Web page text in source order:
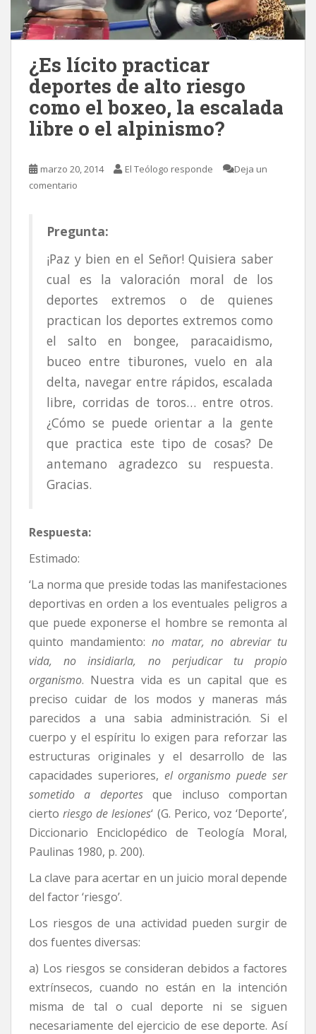
¿Es lícito practicar
deportes de alto riesgo
como el boxeo, la escalada
libre o el alpinismo?
marzo 20, 2014 El Teólogo responde
Deja un
comentario
Pregunta:
¡Paz y bien en el Señor! Quisiera saber
cual es la valoración moral de los
deportes extremos o de quienes
practican los deportes extremos como
el salto en bongee, paracaidismo,
buceo entre tiburones, vuelo en ala
delta, navegar entre rápidos, escalada
libre, corridas de toros… entre otros.
¿Cómo se puede orientar a la gente
que practica este tipo de cosas? De
antemano agradezco su respuesta.
Gracias.
Respuesta:
Estimado:
‘La norma que preside todas las manifestaciones
deportivas en orden a los eventuales peligros a
que puede exponerse el hombre se remonta al
quinto mandamiento:no matar, no abreviar tu
vida, no insidiarla, no perjudicar tu propio
organismo. Nuestra vida es un capital que es
preciso cuidar de los modos y maneras más
parecidos a una sabia administración. Si el
cuerpo y el espíritu lo exigen para reforzar las
estructuras originales y el desarrollo de las
capacidades superiores, el organismo puede ser
sometido a deportesque incluso comportan
ciertoriesgo de lesiones‘ (G. Perico, voz ‘Deporte’,
Diccionario Enciclopédico de Teología Moral,
Paulinas 1980, p. 200).
La clave para acertar en un juicio moral depende
del factor ‘riesgo’.
Los riesgos de una actividad pueden surgir de
dos fuentes diversas:
a) Los riesgos se consideran debidos a factores
extrínsecos, cuando no están en la intención
misma de tal o cual deporte ni se siguen
necesariamente del ejercicio de ese deporte. Así